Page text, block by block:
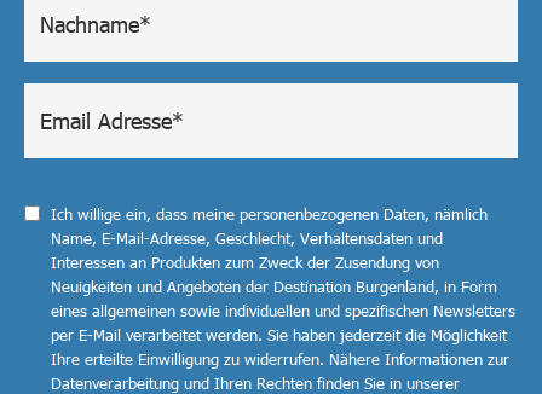
Ich willige ein, dass meine personenbezogenen Daten, nämlich
Name, E-Mail-Adresse, Geschlecht, Verhaltensdaten und
Interessen an Produkten zum Zweck der Zusendung von
Neuigkeiten und Angeboten der Destination Burgenland, in Form
eines allgemeinen sowie individuellen und spezifischen Newsletters
per E-Mail verarbeitet werden. Sie haben jederzeit die Möglichkeit
Ihre erteilte Einwilligung zu widerrufen. Nähere Informationen zur
Datenverarbeitung und Ihren Rechten finden Sie in unserer